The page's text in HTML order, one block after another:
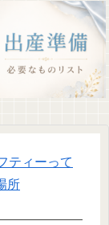
ティーって
所